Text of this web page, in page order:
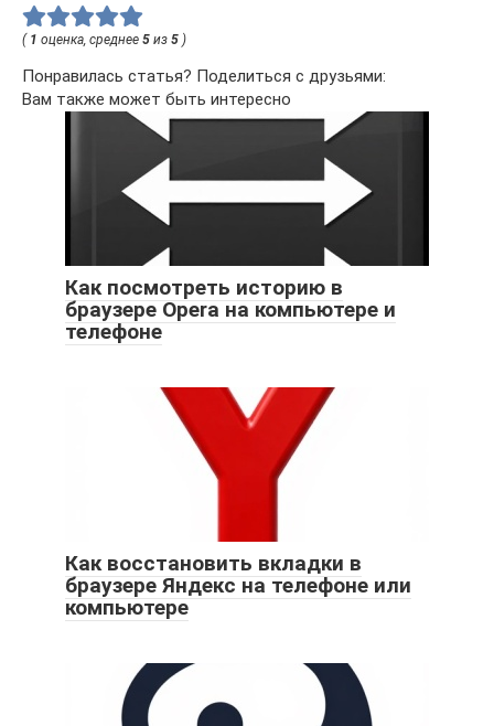
( 1 оценка, среднее 5 из 5 )
Понравилась статья? Поделиться с друзьями:
Вам также может быть интересно
Как посмотреть историю в
браузере Opera на компьютере и
телефоне
Как восстановить вкладки в
браузере Яндекс на телефоне или
компьютере